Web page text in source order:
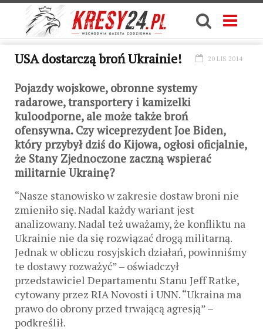
USA dostarczą broń Ukrainie! 20 LIS 2014
Pojazdy wojskowe, obronne systemy
radarowe, transportery i kamizelki
kuloodporne, ale może także broń
ofensywna. Czy wiceprezydent Joe Biden,
który przybył dziś do Kijowa, ogłosi oficjalnie,
że Stany Zjednoczone zaczną wspierać
militarnie Ukrainę?
“Nasze stanowisko w zakresie dostaw broni nie
zmieniło się. Nadal każdy wariant jest
analizowany. Nadal też uważamy, że konfliktu na
Ukrainie nie da się rozwiązać drogą militarną.
Jednak w obliczu rosyjskich działań, powinniśmy
te dostawy rozważyć” – oświadczył
przedstawiciel Departamentu Stanu Jeff Ratke,
cytowany przez RIA Novosti i UNN. “Ukraina ma
prawo do obrony przed trwającą agresją” –
podkreślił.